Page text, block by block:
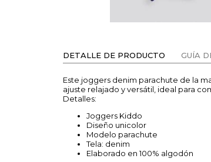
DETALLE DE PRODUCTO GUÍA
Este joggers denim parachute de la
ajuste relajado y versátil, ideal para
Detalles:
Joggers Kiddo
Diseño unicolor
Modelo parachute
Tela: denim
Elaborado en 100% algodón